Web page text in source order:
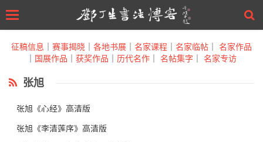
to
Toggle
征稿信息 ｜ 赛事揭晓 ｜ 各地书展 ｜ 名家课程 ｜ 名家临帖 ｜ 名家作品
｜ 国展作品 ｜ 获奖作品 ｜ 历代名作 ｜ 名帖集字 ｜ 名家专访
张旭
张旭《心经》高清版
张旭《李清莲序》高清版